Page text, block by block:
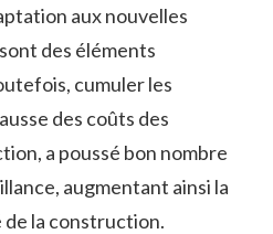
aux nouvelles
des éléments
cumuler les
des coûts des
a poussé bon nombre
augmentant ainsi la
de la construction.